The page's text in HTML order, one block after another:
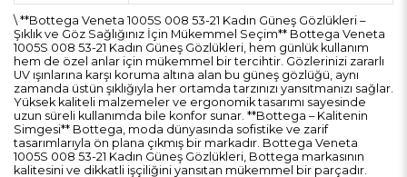
\ **Bottega Veneta 1005S 008 53-21 Kadın Güneş Gözlükleri –
Şıklık ve Göz Sağlığınız İçin Mükemmel Seçim** Bottega Veneta
1005S 008 53-21 Kadın Güneş Gözlükleri, hem günlük kullanım
hem de özel anlar için mükemmel bir tercihtir. Gözlerinizi zararlı
UV ışınlarına karşı koruma altına alan bu güneş gözlüğü, aynı
zamanda üstün şıklığıyla her ortamda tarzınızı yansıtmanızı sağlar.
Yüksek kaliteli malzemeler ve ergonomik tasarımı sayesinde
uzun süreli kullanımda bile konfor sunar. **Bottega – Kalitenin
Simgesi** Bottega, moda dünyasında sofistike ve zarif
tasarımlarıyla ön plana çıkmış bir markadır. Bottega Veneta
1005S 008 53-21 Kadın Güneş Gözlükleri, Bottega markasının
kalitesini ve dikkatli işçiliğini yansıtan mükemmel bir parçadır.